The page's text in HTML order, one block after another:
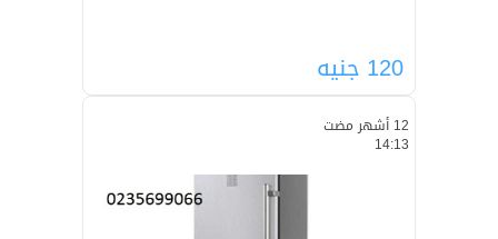
120 جنيه
12 أشهر مضت
14:13